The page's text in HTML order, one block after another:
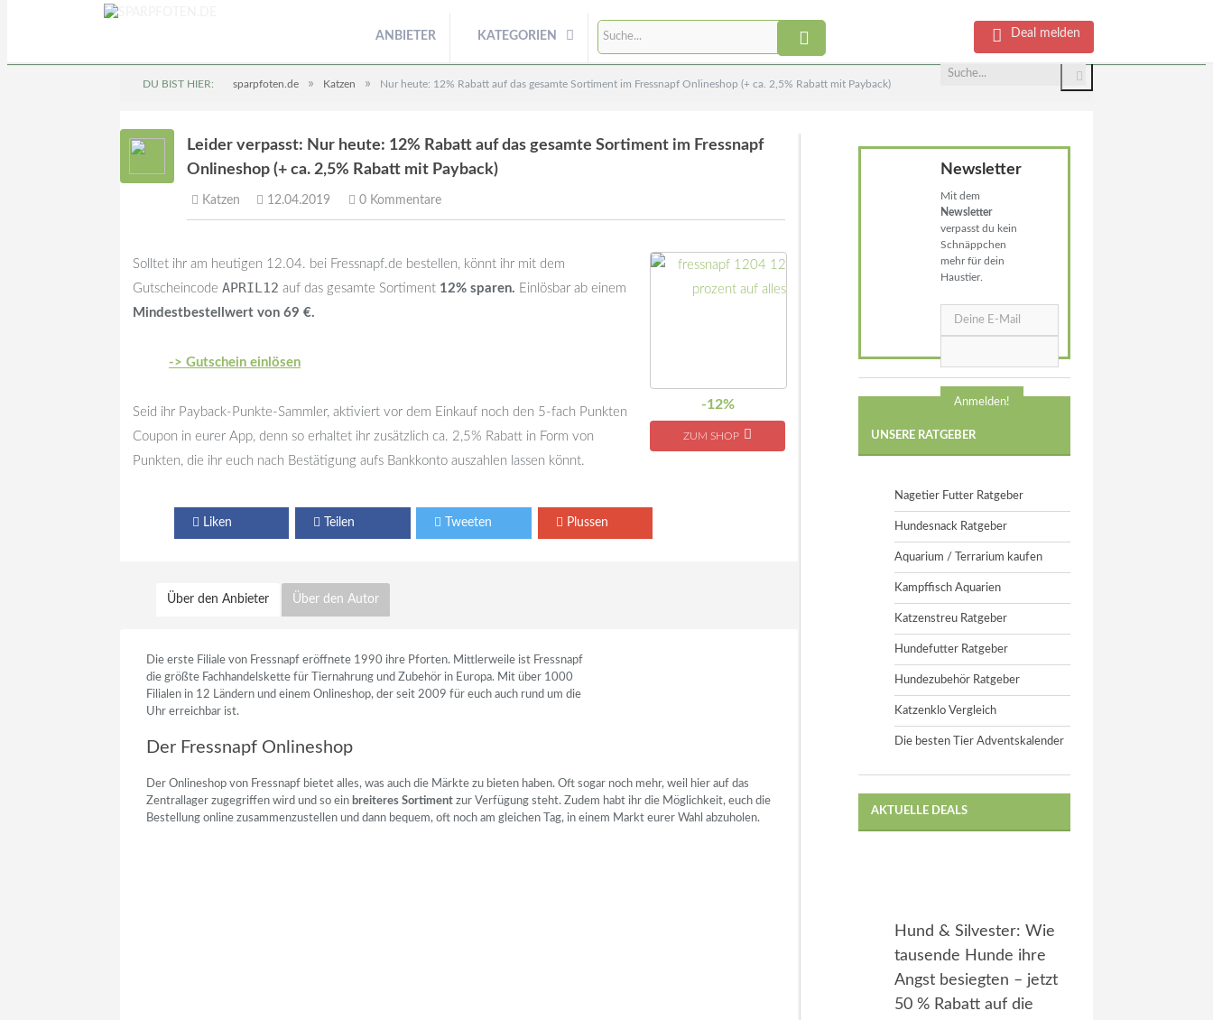
ANBIETER KATEGORIEN Deal melden
DU BIST HIER: sparpfoten.de » Katzen » Nur heute: 12% Rabatt auf das gesamte Sortiment im Fressnapf Onlineshop (+ ca. 2,5% Rabatt mit Payback)
Leider verpasst: Nur heute: 12% Rabatt auf das gesamte Sortiment im Fressnapf
Onlineshop (+ ca. 2,5% Rabatt mit Payback)
Katzen 12.04.2019 0 Kommentare
-12%
ZUM SHOP
Solltet ihr am heutigen 12.04. bei Fressnapf.de bestellen, könnt ihr mit dem
Gutscheincode APRIL12 auf das gesamte Sortiment 12% sparen. Einlösbar ab einem
Mindestbestellwert von 69 €.
-> Gutschein einlösen
Seid ihr Payback-Punkte-Sammler, aktiviert vor dem Einkauf noch den 5-fach Punkten
Coupon in eurer App, denn so erhaltet ihr zusätzlich ca. 2,5% Rabatt in Form von
Punkten, die ihr euch nach Bestätigung aufs Bankkonto auszahlen lassen könnt.
Liken Teilen Tweeten Plussen
Über den Anbieter Über den Autor
Die erste Filiale von Fressnapf eröffnete 1990 ihre Pforten. Mittlerweile ist Fressnapf
die größte Fachhandelskette für Tiernahrung und Zubehör in Europa. Mit über 1000
Filialen in 12 Ländern und einem Onlineshop, der seit 2009 für euch auch rund um die
Uhr erreichbar ist.
Der Fressnapf Onlineshop
Der Onlineshop von Fressnapf bietet alles, was auch die Märkte zu bieten haben. Oft sogar noch mehr, weil hier auf das
Zentrallager zugegriffen wird und so ein breiteres Sortiment zur Verfügung steht. Zudem habt ihr die Möglichkeit, euch die
Bestellung online zusammenzustellen und dann bequem, oft noch am gleichen Tag, in einem Markt eurer Wahl abzuholen.
Newsletter
Mit dem
Newsletter
verpasst du kein
Schnäppchen
mehr für dein
Haustier.
UNSERE RATGEBER
Nagetier Futter Ratgeber
Hundesnack Ratgeber
Aquarium / Terrarium kaufen
Kampffisch Aquarien
Katzenstreu Ratgeber
Hundefutter Ratgeber
Hundezubehör Ratgeber
Katzenklo Vergleich
Die besten Tier Adventskalender
AKTUELLE DEALS
Hund & Silvester: Wie
tausende Hunde ihre
Angst besiegten – jetzt
50 % Rabatt auf die